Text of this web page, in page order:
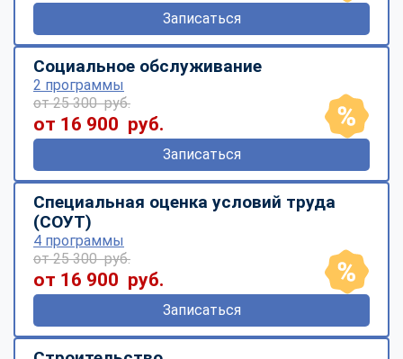
Записаться
Социальное обслуживание
2 программы
от 25 300 руб.
от 16 900 руб.
Записаться
Специальная оценка условий труда
(СОУТ)
4 программы
от 25 300 руб.
от 16 900 руб.
Записаться